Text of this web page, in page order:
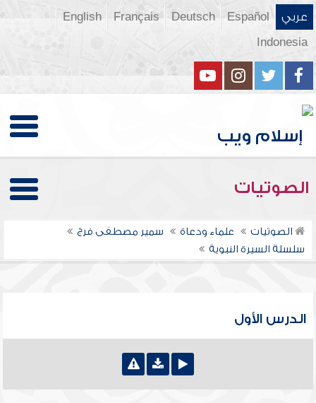
عربي Español
Deutsch
Français
English
Indonesia
الصوتيات
الصوتيات علماء ودعاة
سمير مصطفى فرج
سلسلة السيرة النبوية
الدرس الأول